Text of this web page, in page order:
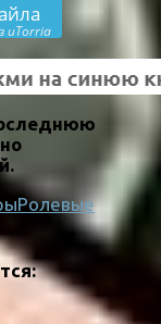
uTorria
Ролевые